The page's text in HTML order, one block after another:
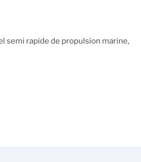
semi rapide de propulsion marine,